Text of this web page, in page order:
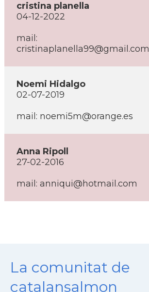
cristina planella
04-12-2022
mail:
cristinaplanella99@gmail.com
Noemi Hidalgo
02-07-2019
mail: noemi5m@orange.es
Anna Ripoll
27-02-2016
mail: anniqui@hotmail.com
La comunitat de
catalansalmon